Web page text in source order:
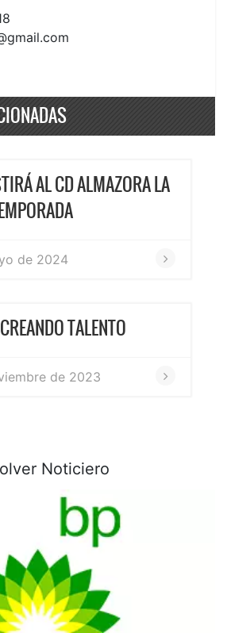
AL CD ALMAZORA LA
de 2024
TALENTO
de 2023
Noticiero